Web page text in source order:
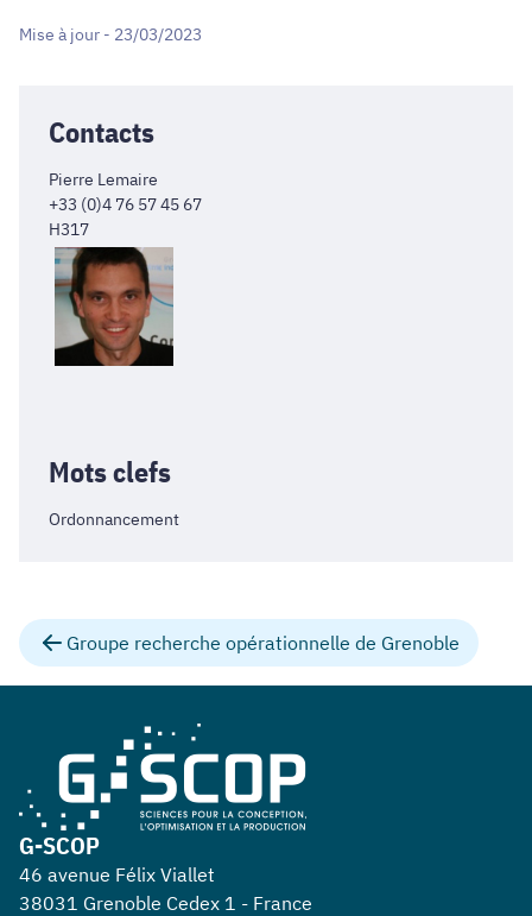
Mise à jour - 23/03/2023
Contacts
Pierre Lemaire
+33 (0)4 76 57 45 67
H317
Mots clefs
Ordonnancement
Groupe recherche opérationnelle de Grenoble
G-SCOP
46 avenue Félix Viallet
38031 Grenoble Cedex 1 - France